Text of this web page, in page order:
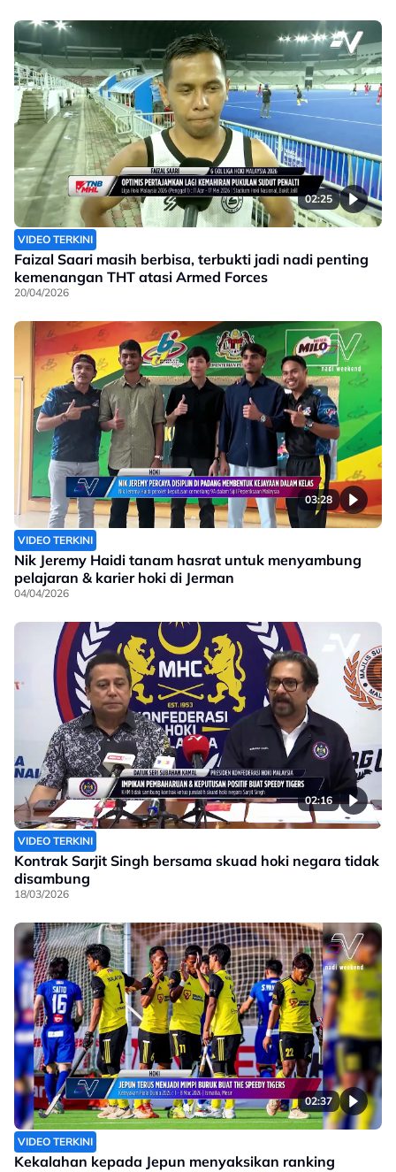
02:25
VIDEO TERKINI
Faizal Saari masih berbisa, terbukti jadi nadi penting
kemenangan THT atasi Armed Forces
20/04/2026
03:28
VIDEO TERKINI
Nik Jeremy Haidi tanam hasrat untuk menyambung
pelajaran & karier hoki di Jerman
04/04/2026
02:16
VIDEO TERKINI
Kontrak Sarjit Singh bersama skuad hoki negara tidak
disambung
18/03/2026
02:37
VIDEO TERKINI
Kekalahan kepada Jepun menyaksikan ranking